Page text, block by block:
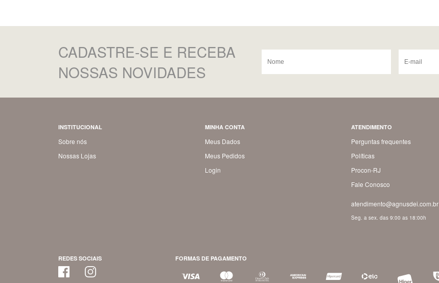
CADASTRE-SE E RECEBA
NOSSAS NOVIDADES
INSTITUCIONAL
Sobre nós
Nossas Lojas
MINHA CONTA
Meus Dados
Meus Pedidos
Login
ATENDIMENTO
Perguntas frequentes
Políticas
Procon-RJ
Fale Conosco
atendimento@agnusdei.com.br
Seg. a sex. das 9:00 as 18:00h
REDES SOCIAIS FORMAS DE PAGAMENTO